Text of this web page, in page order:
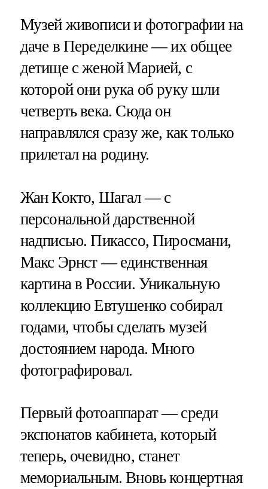
Музей живописи и фотографии на
даче в Переделкине — их общее
детище с женой Марией, с
которой они рука об руку шли
четверть века. Сюда он
направлялся сразу же, как только
прилетал на родину.
Жан Кокто, Шагал — с
персональной дарственной
надписью. Пикассо, Пиросмани,
Макс Эрнст — единственная
картина в России. Уникальную
коллекцию Евтушенко собирал
годами, чтобы сделать музей
достоянием народа. Много
фотографировал.
Первый фотоаппарат — среди
экспонатов кабинета, который
теперь, очевидно, станет
мемориальным. Вновь концертная